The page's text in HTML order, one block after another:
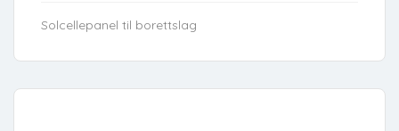
Solcellepanel til borettslag